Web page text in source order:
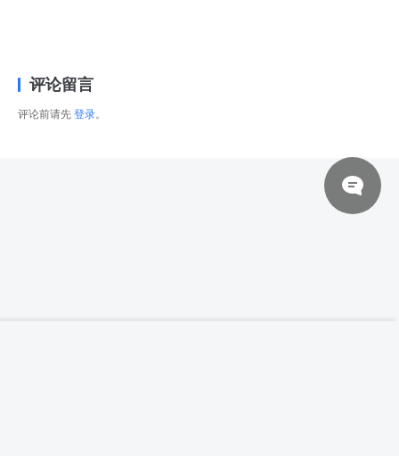
评论留言
评论前请先 登录。